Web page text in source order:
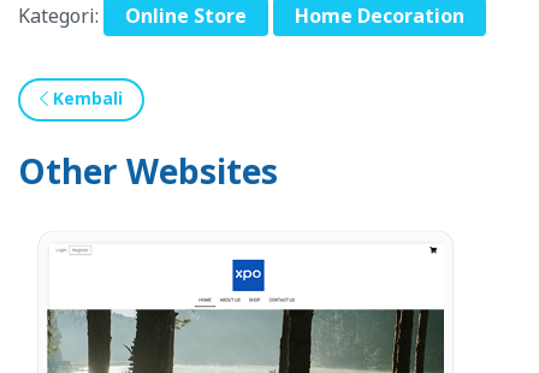
Kategori: Online Store Home Decoration
Kembali
Other Websites